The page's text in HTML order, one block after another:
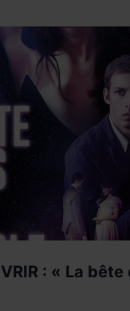
: « La bête